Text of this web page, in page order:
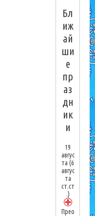
Бл
иж
ай
ши
е
пр
аз
дн
ик
и
19
авгус
та(6
авгус
та
ст.ст
.)
Прео